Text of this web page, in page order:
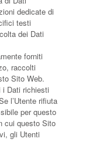
dedicate di
testi
dei Dati
forniti
raccolti
Sito Web.
Dati richiesti
l’Utente rifiuta
per questo
cui questo Sito
gli Utenti